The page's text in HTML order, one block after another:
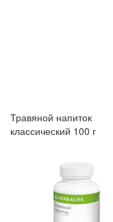
Травяной напиток
классический 100 г